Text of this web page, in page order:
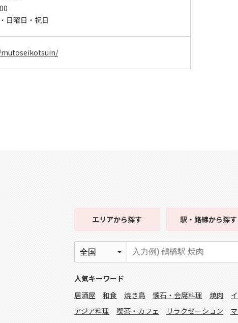
日曜日・祝日
エリアから探す 駅・路線から探す
人気キーワード
居酒屋
和食 焼き鳥 懐石・会席料理 焼肉
アジア料理
喫茶・カフェ リラクゼーション